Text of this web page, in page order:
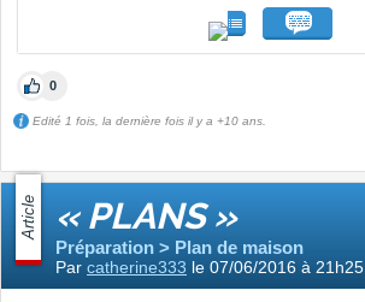
0
Edité 1 fois, la dernière fois il y a +10 ans.
Article « PLANS »
Préparation > Plan de maison
Par catherine333 le 07/06/2016 à 21h25